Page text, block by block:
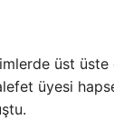
üst
üyesi